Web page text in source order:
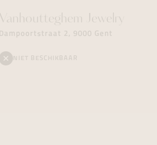
Vanhoutteghem Jewelry
Dampoortstraat 2, 9000 Gent
NIET BESCHIKBAAR